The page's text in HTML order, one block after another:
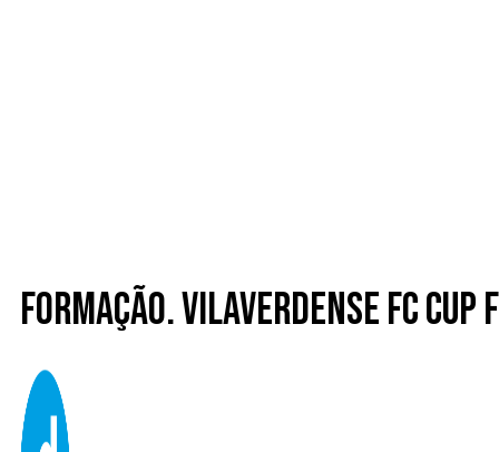
Formação. Vilaverdense FC CUP